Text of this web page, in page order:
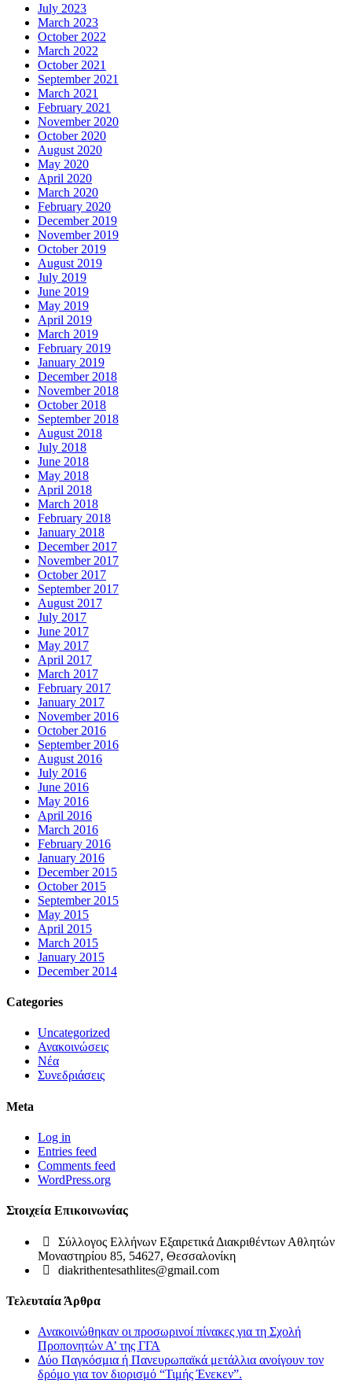
July 2023
March 2023
October 2022
March 2022
October 2021
September 2021
March 2021
February 2021
November 2020
October 2020
August 2020
May 2020
April 2020
March 2020
February 2020
December 2019
November 2019
October 2019
August 2019
July 2019
June 2019
May 2019
April 2019
March 2019
February 2019
January 2019
December 2018
November 2018
October 2018
September 2018
August 2018
July 2018
June 2018
May 2018
April 2018
March 2018
February 2018
January 2018
December 2017
November 2017
October 2017
September 2017
August 2017
July 2017
June 2017
May 2017
April 2017
March 2017
February 2017
January 2017
November 2016
October 2016
September 2016
August 2016
July 2016
June 2016
May 2016
April 2016
March 2016
February 2016
January 2016
December 2015
October 2015
September 2015
May 2015
April 2015
March 2015
January 2015
December 2014
Categories
Uncategorized
Ανακοινώσεις
Νέα
Συνεδριάσεις
Meta
Log in
Entries feed
Comments feed
WordPress.org
Στοιχεία Επικοινωνίας
Σύλλογος Ελλήνων Εξαιρετικά Διακριθέντων Αθλητών
Μοναστηρίου 85, 54627, Θεσσαλονίκη
diakrithentesathlites@gmail.com
Τελευταία Άρθρα
Ανακοινώθηκαν οι προσωρινοί πίνακες για τη Σχολή
Προπονητών Α’ της ΓΓΑ
Δύο Παγκόσμια ή Πανευρωπαϊκά μετάλλια ανοίγουν τον
δρόμο για τον διορισμό “Τιμής Ένεκεν”.